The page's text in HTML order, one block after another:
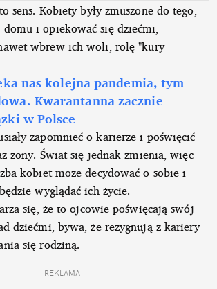
sens. Kobiety były zmuszone do tego,
domu i opiekować się dziećmi,
wbrew ich woli, rolę "kury
nas kolejna pandemia, tym
Kwarantanna zacznie
w Polsce
zapomnieć o karierze i poświęcić
żony. Świat się jednak zmienia, więc
kobiet może decydować o sobie i
wyglądać ich życie.
się, że to ojcowie poświęcają swój
dziećmi, bywa, że rezygnują z kariery
się rodziną.
REKLAMA